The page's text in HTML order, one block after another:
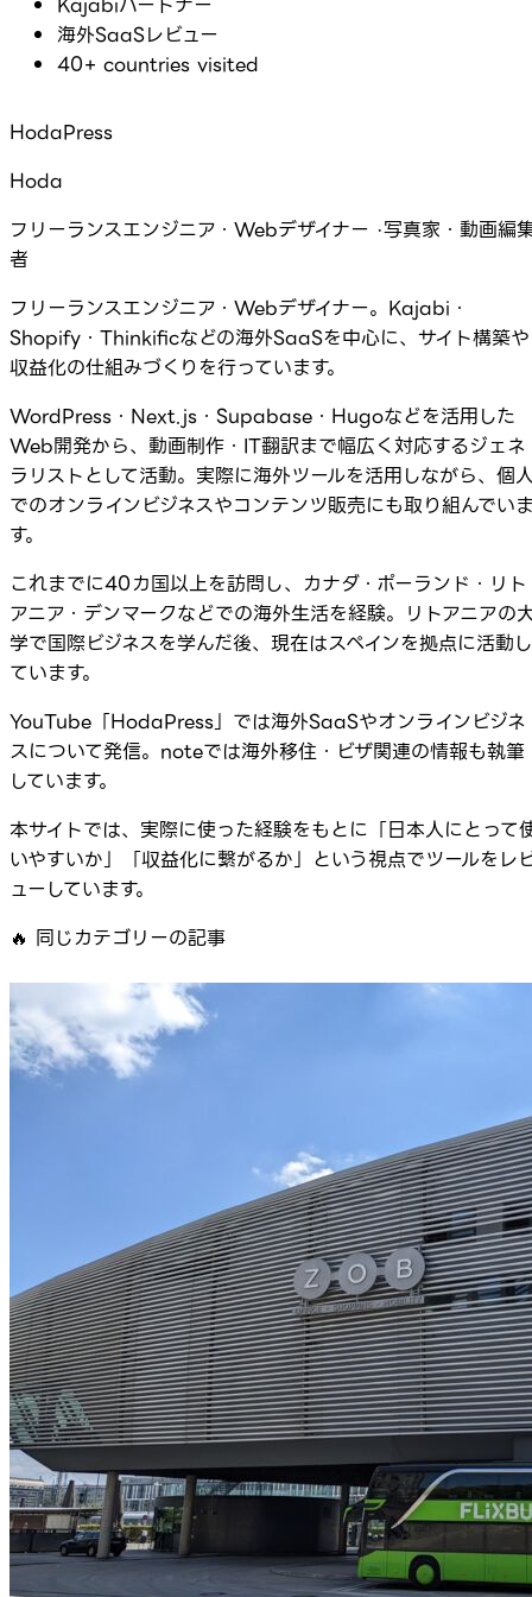
海外SaaSレビュー
40+ countries visited
HodaPress
Hoda
フリーランスエンジニア・Webデザイナー ·写真家・動画編
者
フリーランスエンジニア・Webデザイナー。Kajabi・
Shopify・Thinkificなどの海外SaaSを中心に、サイト構築や
収益化の仕組みづくりを行っています。
WordPress・Next.js・Supabase・Hugoなどを活用した
Web開発から、動画制作・IT翻訳まで幅広く対応するジェネ
ラリストとして活動。実際に海外ツールを活用しながら、個
でのオンラインビジネスやコンテンツ販売にも取り組んでい
す。
これまでに40カ国以上を訪問し、カナダ・ポーランド・リト
アニア・デンマークなどでの海外生活を経験。リトアニアの
学で国際ビジネスを学んだ後、現在はスペインを拠点に活動し
ています。
YouTube「HodaPress」では海外SaaSやオンラインビジネ
スについて発信。noteでは海外移住・ビザ関連の情報も執筆
しています。
本サイトでは、実際に使った経験をもとに「日本人にとって
いやすいか」「収益化に繋がるか」という視点でツールをレ
ューしています。
🔥 同じカテゴリーの記事